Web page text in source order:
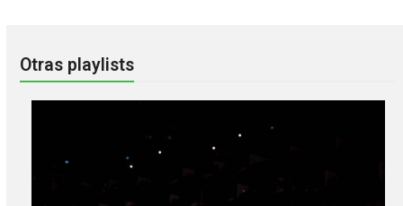
Otras playlists